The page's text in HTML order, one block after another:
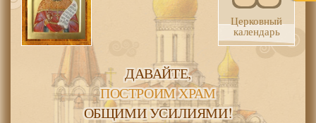
Церковный
календарь
ДАВАЙТЕ,
ПОСТРОИМ ХРАМ
ОБЩИМИ УСИЛИЯМИ!